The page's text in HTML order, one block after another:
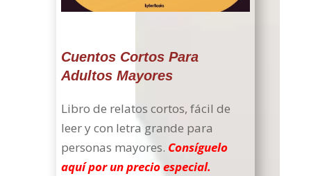
Cuentos Cortos Para
Adultos Mayores
Libro de relatos cortos, fácil de
leer y con letra grande para
personas mayores. Consíguelo
aquí por un precio especial.